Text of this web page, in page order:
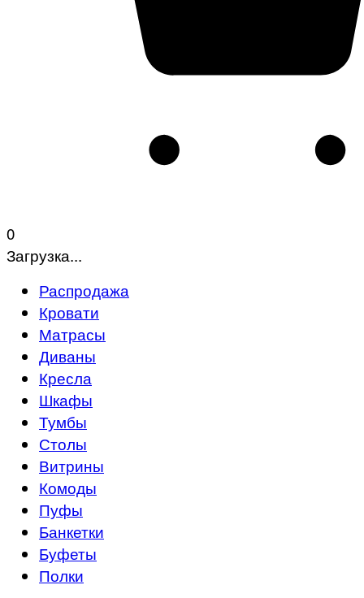
0
Загрузка...
Распродажа
Кровати
Матрасы
Диваны
Кресла
Шкафы
Тумбы
Столы
Витрины
Комоды
Пуфы
Банкетки
Буфеты
Полки